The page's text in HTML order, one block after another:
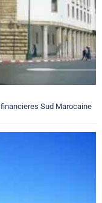
Sud Marocaine